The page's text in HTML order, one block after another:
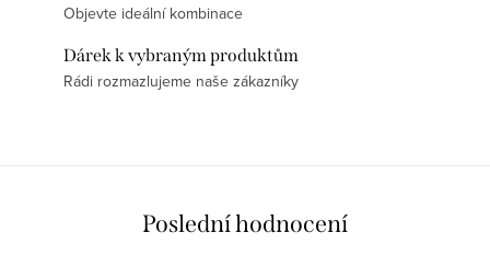
Objevte ideální kombinace
Dárek k vybraným produktům
Rádi rozmazlujeme naše zákazníky
Poslední hodnocení